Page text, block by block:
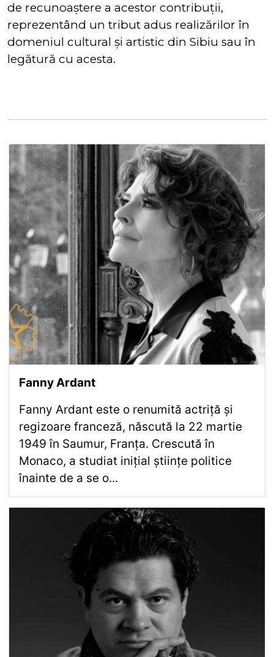
de recunoaştere a acestor contribuţii,
reprezentând un tribut adus realizărilor în
domeniul cultural și artistic din Sibiu sau în
legătură cu acesta.
Fanny Ardant
Fanny Ardant este o renumită actriță și
regizoare franceză, născută la 22 martie
1949 în Saumur, Franța. Crescută în
Monaco, a studiat inițial științe politice
înainte de a se o...